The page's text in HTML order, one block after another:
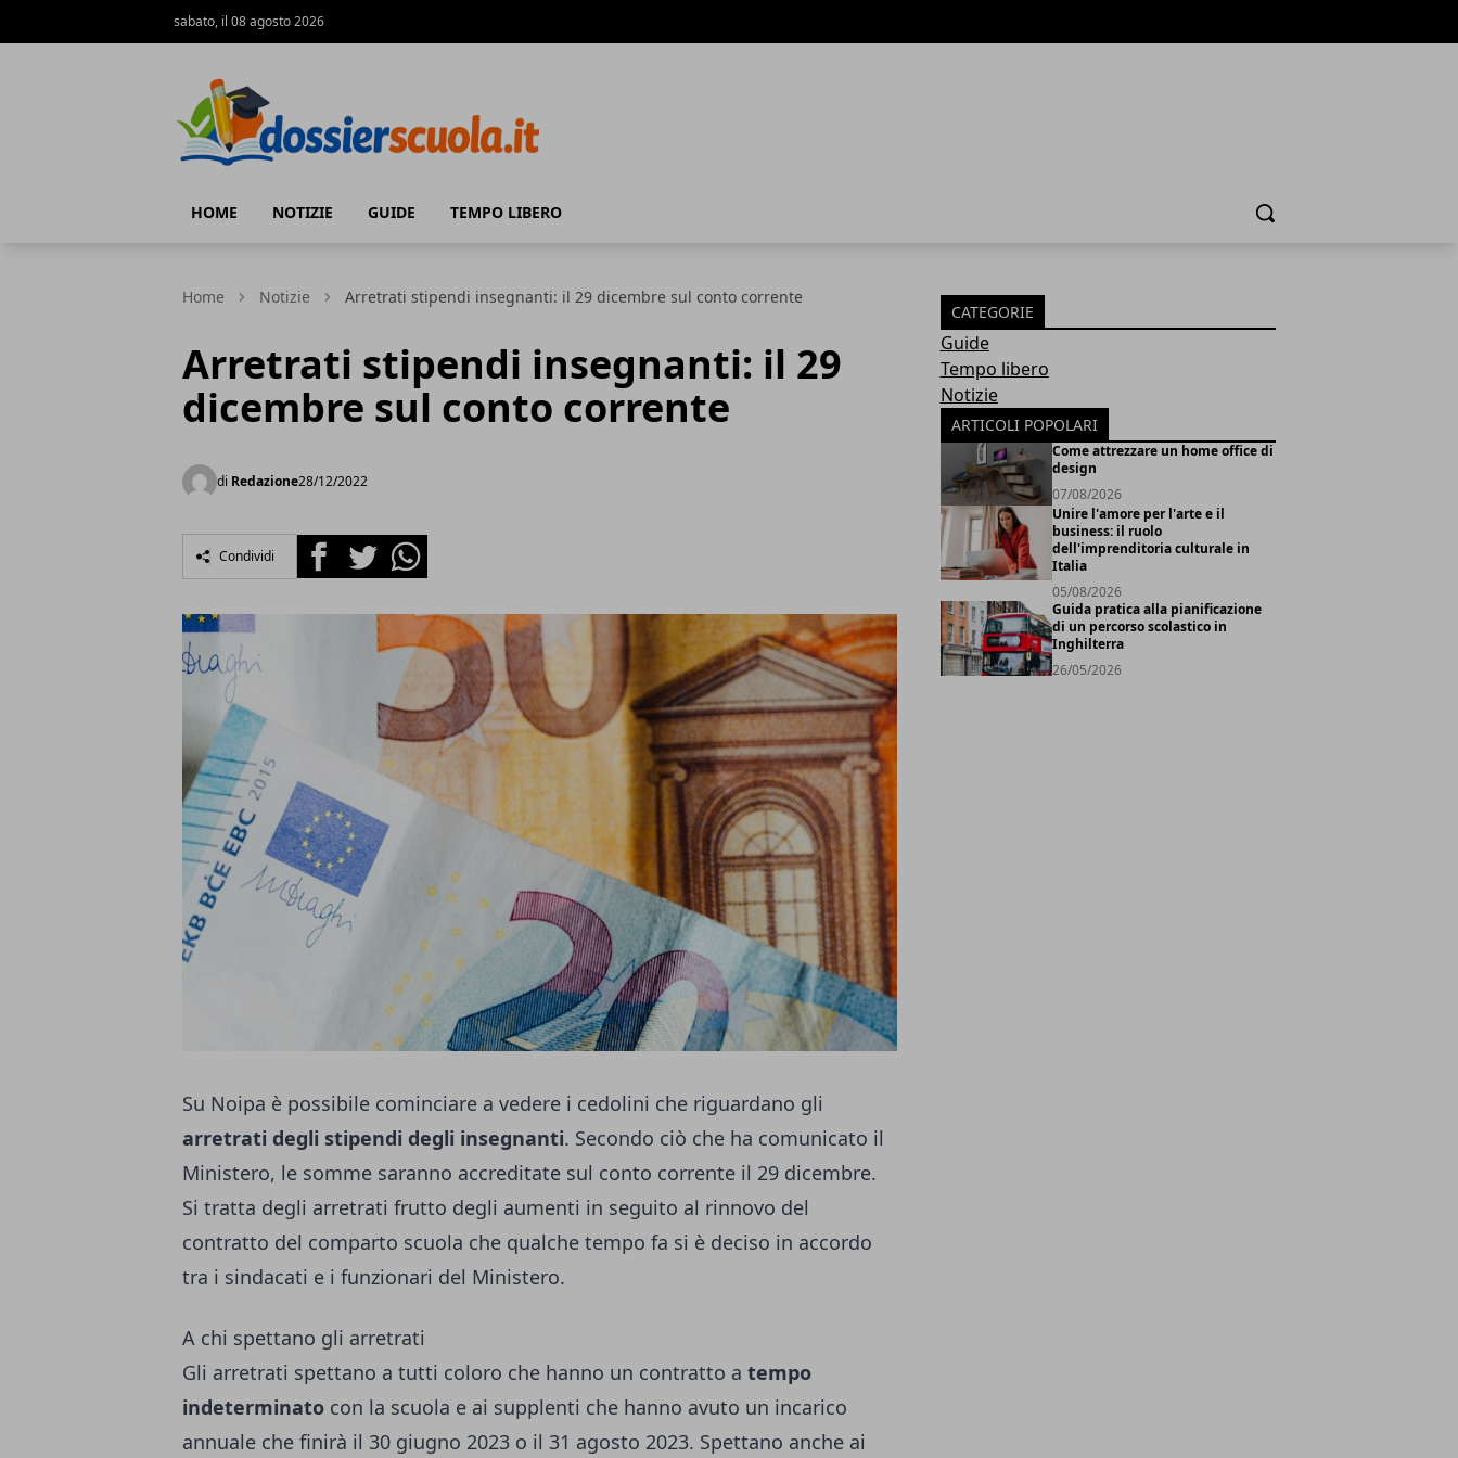
sabato, il 08 agosto 2026
HOME NOTIZIE GUIDE TEMPO LIBERO Cerca
Home Notizie Arretrati stipendi insegnanti: il 29 dicembre sul conto corrente
Arretrati stipendi insegnanti: il 29
dicembre sul conto corrente
di Redazione28/12/2022
Condividi FacebookTwitterWhatsapp
Su Noipa è possibile cominciare a vedere i cedolini che riguardano gli
arretrati degli stipendi degli insegnanti. Secondo ciò che ha comunicato il
Ministero, le somme saranno accreditate sul conto corrente il 29 dicembre.
Si tratta degli arretrati frutto degli aumenti in seguito al rinnovo del
contratto del comparto scuola che qualche tempo fa si è deciso in accordo
tra i sindacati e i funzionari del Ministero.
A chi spettano gli arretrati
Gli arretrati spettano a tutti coloro che hanno un contratto a tempo
indeterminato con la scuola e ai supplenti che hanno avuto un incarico
annuale che finirà il 30 giugno 2023 o il 31 agosto 2023. Spettano anche ai
CATEGORIE
Guide
Tempo libero
Notizie
ARTICOLI POPOLARI
Come attrezzare un home office di
design
07/08/2026
Unire l'amore per l'arte e il
business: il ruolo
dell'imprenditoria culturale in
Italia
05/08/2026
Guida pratica alla pianificazione
di un percorso scolastico in
Inghilterra
26/05/2026